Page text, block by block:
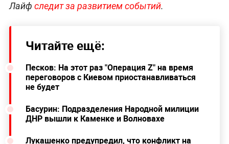
Лайф следит за развитием событий.
Читайте ещё:
Песков: На этот раз "Операция Z" на время
переговоров с Киевом приостанавливаться
не будет
Басурин: Подразделения Народной милиции
ДНР вышли к Каменке и Волновахе
Лукашенко предупредил, что конфликт на